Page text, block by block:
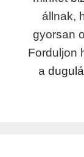
állnak,
gyorsan
Forduljon
a